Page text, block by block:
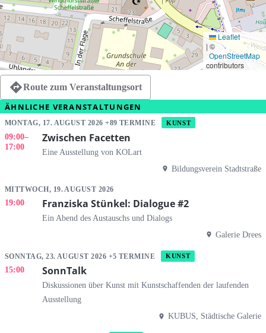
Leaflet
| ©
OpenStreetMap
contributors
Route zum Veranstaltungsort
ÄHNLICHE VERANSTALTUNGEN
MONTAG, 17. AUGUST 2026 +89 TERMINE KUNST
09:00–
17:00
Zwischen Facetten
Eine Ausstellung von KOLart
Bildungsverein Stadtstraße
MITTWOCH, 19. AUGUST 2026
19:00 Franziska Stünkel: Dialogue #2
Ein Abend des Austauschs und Dialogs
Galerie Drees
SONNTAG, 23. AUGUST 2026 +5 TERMINE KUNST
15:00 SonnTalk
Diskussionen über Kunst mit Kunstschaffenden der laufenden
Ausstellung
KUBUS, Städtische Galerie